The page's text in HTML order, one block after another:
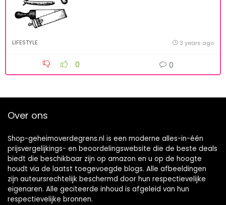
LIFESTYLE 3 years ago
0 0
Over ons
Shop-geheimoverdegrens.nl is een moderne alles-in-één
prijsvergelijkings- en beoordelingswebsite die de beste deals
biedt die beschikbaar zijn op amazon en u op de hoogte
houdt via de laatst toegevoegde blogs. Alle afbeeldingen
zijn auteursrechtelijk beschermd door hun respectievelijke
eigenaren. Alle geciteerde inhoud is afgeleid van hun
respectievelijke bronnen.